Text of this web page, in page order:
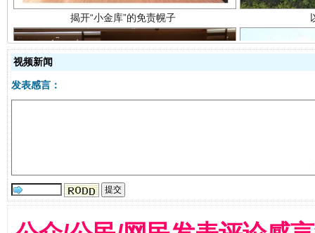
视频新闻
发表感言：